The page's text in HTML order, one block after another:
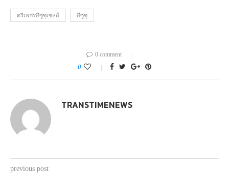
ตรีเพชรอีซูซุเซลส์ อีซูซุ
0 comment
0
TRANSTIMENEWS
previous post